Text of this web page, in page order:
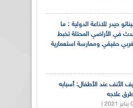
حيدر للاذاعة الدولية : ما
في الأراضي المحتلة تخبط
حقيقي وممارسة استعمارية
الأنف عند الأطفال: أسبابه
علاجه
|